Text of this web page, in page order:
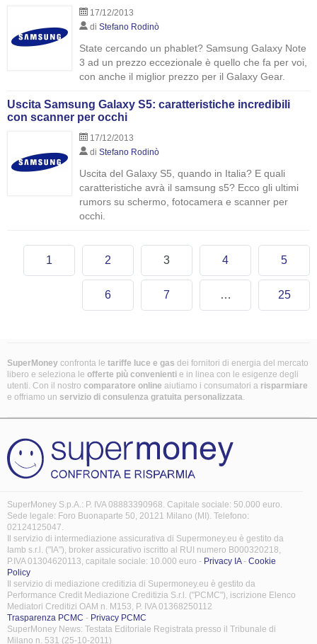
17/12/2013
di Stefano Rodinò
State cercando un phablet? Samsung Galaxy Note
3 ad un prezzo eccezionale è quello che fa per voi,
con anche il miglior prezzo per il Galaxy Gear.
Uscita Samsung Galaxy S5: caratteristiche incredibili
con scanner per occhi
17/12/2013
di Stefano Rodinò
Uscita del Galaxy S5, quando in Italia? E quali
caratteristiche avrà il samsung s5? Ecco gli ultimi
rumors su schermo, fotocamera e scanner per
occhi.
1 2 3 4 5
6 7 … 25
SuperMoney confronta le tariffe luce e gas dei fornitori di energia del mercato
libero e seleziona le offerte più convenienti e in linea con le esigenze degli
utenti. Con il nostro comparatore online aiutiamo i consumatori a risparmiare
e offriamo un servizio di consulenza gratuita personalizzata.
SuperMoney S.p.A.: P. IVA 08883390968. Capitale sociale: 50.000 euro.
Sede legale: Foro Buonaparte 50, 20121 Milano (MI). Telefono:
02124125047.
Il servizio di intermediazione assicurativa di Supermoney.eu è gestito da
Iamb s.r.l. ("IA"), broker assicurativo iscritto al RUI numero B000320218,
P.IVA 01304620113, capitale sociale: 10.000 euro - Privacy IA- Cookie
Policy
Il servizio di mediazione creditizia di Supermoney.eu è gestito da
Performance Credit Mediazione Creditizia S.r.l. ("PCMC"), iscrizione Elenco
Mediatori Creditizi OAM n. M153, P. IVA 01368250112
Trasparenza PCMC - Privacy PCMC
SuperMoney News: Testata Editoriale Registrata presso il Tribunale di
Milano n. 531 (25-10-2011)